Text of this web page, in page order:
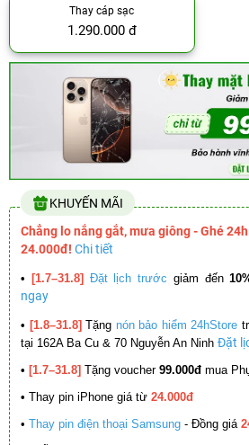
Thay cáp sạc
1.290.000 đ
KHUYẾN MÃI
Chẳng lo nắng gắt, mưa giông - Ghé
24.000đ! Chi tiết
• [1.7–31.8] Đặt lịch trước giảm đến
ngay
• [1.8–31.8] Tặng nón bảo hiểm 24hStore
tại 162A Ba Cu & 70 Nguyễn An Ninh Đặt
• [1.7–31.8] Tặng voucher 99.000đ mua
• Thay pin iPhone giá từ 24.000đ
• Thay pin điện thoại Samsung - Đồng giá